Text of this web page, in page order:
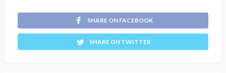
SHARE ON FACEBOOK
SHARE ON TWITTER